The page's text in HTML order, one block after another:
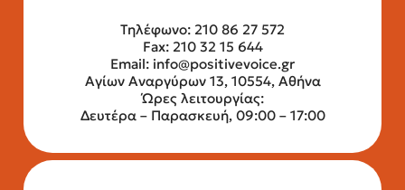
Τηλέφωνο: 210 86 27 572
Fax: 210 32 15 644
Email: info@positivevoice.gr
Αγίων Αναργύρων 13, 10554, Αθήνα
Ώρες λειτουργίας:
Δευτέρα – Παρασκευή, 09:00 – 17:00